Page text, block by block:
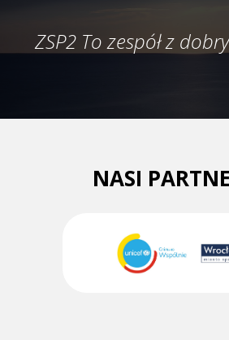
ZSP2 To zespół z
NASI